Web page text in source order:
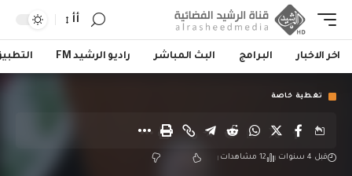
أأ
اخر الاخبار البرامج البث المباشر راديو الرشيد FM
تغطية خاصة
قبل 4 سنوات 12 مشاهدات